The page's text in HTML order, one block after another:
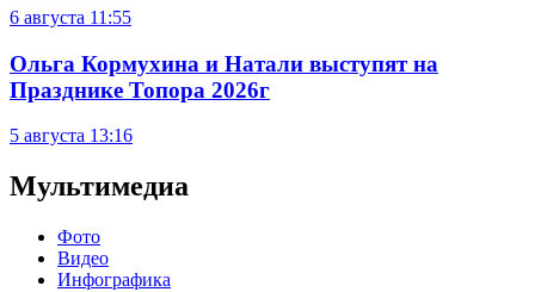
6 августа 11:55
Ольга Кормухина и Натали выступят на
Празднике Топора 2026г
5 августа 13:16
Мультимедиа
Фото
Видео
Инфографика